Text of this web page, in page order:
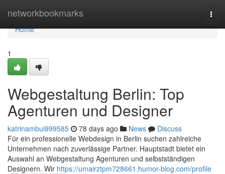
networkbookmarks
Home
Home
1
Webgestaltung Berlin: Top
Agenturen und Designer
katrinambui999585 78 days ago News
Discuss
Für ein professionelle Webdesign in Berlin suchen zahlreiche
Unternehmen nach zuverlässige Partner. Hauptstadt bietet ein
Auswahl an Webgestaltung Agenturen und selbstständigen
Designern. Wir https://umairztpm728661.humor-blog.com/profile